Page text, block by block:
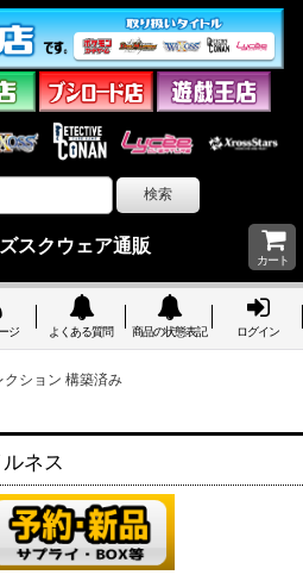
スクウェア通販
カート
ジ よくある質問 商品の状態表記 ログイン
クション 構築済み
ネス